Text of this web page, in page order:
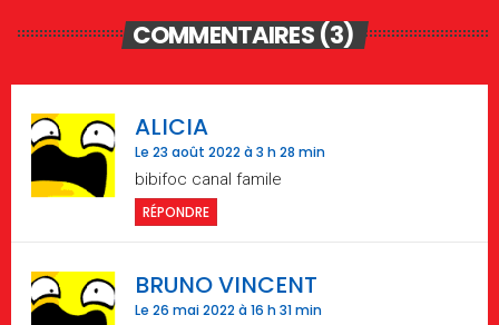
COMMENTAIRES (3)
ALICIA
Le 23 août 2022 à 3 h 28 min
bibifoc canal famile
RÉPONDRE
BRUNO VINCENT
Le 26 mai 2022 à 16 h 31 min